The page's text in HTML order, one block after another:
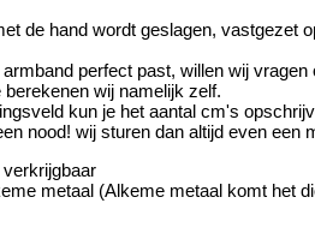
de hand wordt geslagen, vastgezet
perfect past, willen wij
wij namelijk zelf.
kun je het aantal cm's
nood! wij sturen dan altijd even een
metaal (Alkeme metaal komt het